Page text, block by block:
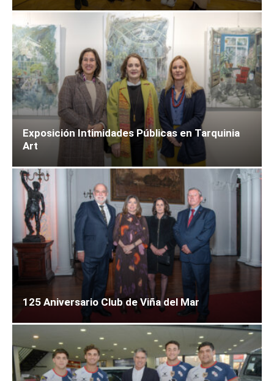
Exposición Intimidades Públicas en Tarquinia
Art
125 Aniversario Club de Viña del Mar